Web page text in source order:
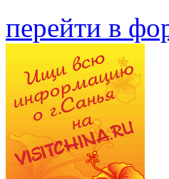
перейти в